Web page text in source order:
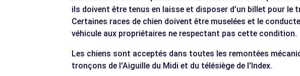
ils doivent être tenus en laisse et disposer d’un billet pour le
Certaines races de chien doivent être muselées et le
véhicule aux propriétaires ne respectant pas cette condition.
Les chiens sont acceptés dans toutes les remontées
tronçons de l'Aiguille du Midi et du télésiège de l'Index.